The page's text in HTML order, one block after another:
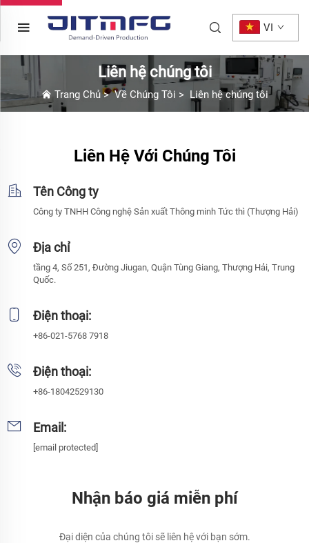
VI
Liên hệ chúng tôi
Trang Chủ>Về Chúng Tôi > Liên hệ chúng tôi
Liên Hệ Với Chúng Tôi
Tên Công ty
Công ty TNHH Công nghệ Sản xuất Thông minh Tức thì (Thượng Hải)
Địa chỉ
tầng 4, Số 251, Đường Jiugan, Quận Tùng Giang, Thượng Hải, Trung
Quốc.
Điện thoại:
+86-021-5768 7918
Điện thoại:
+86-18042529130
Email:
[email protected]
Nhận báo giá miễn phí
Đại diện của chúng tôi sẽ liên hệ với bạn sớm.